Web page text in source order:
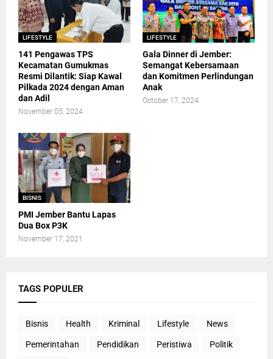
LIFESTYLE
141 Pengawas TPS
Kecamatan Gumukmas
Resmi Dilantik: Siap Kawal
Pilkada 2024 dengan Aman
dan Adil
November 05, 2024
LIFESTYLE
Gala Dinner di Jember:
Semangat Kebersamaan
dan Komitmen Perlindungan
Anak
October 17, 2024
BISNIS
PMI Jember Bantu Lapas
Dua Box P3K
November 17, 2021
TAGS POPULER
Bisnis Health Kriminal Lifestyle News
Pemerintahan Pendidikan Peristiwa Politik